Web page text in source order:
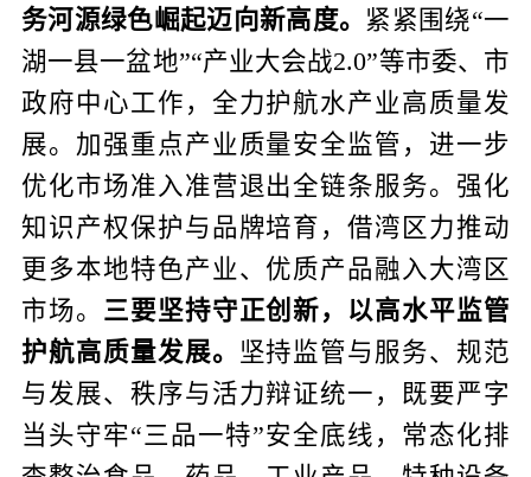
务河源绿色崛起迈向新高度。 紧紧围绕“一
湖一县一盆地”“产业大会战2.0”等市委、市
政府中心工作，全力护航水产业高质量发
展。加强重点产业质量安全监管，进一步
优化市场准入准营退出全链条服务。强化
知识产权保护与品牌培育，借湾区力推动
更多本地特色产业、优质产品融入大湾区
市场。 三要坚持守正创新，以高水平监管
护航高质量发展。
坚持监管与服务、规范
与发展、秩序与活力辩证统一，既要严字
当头守牢“三品一特”安全底线， 常态化排